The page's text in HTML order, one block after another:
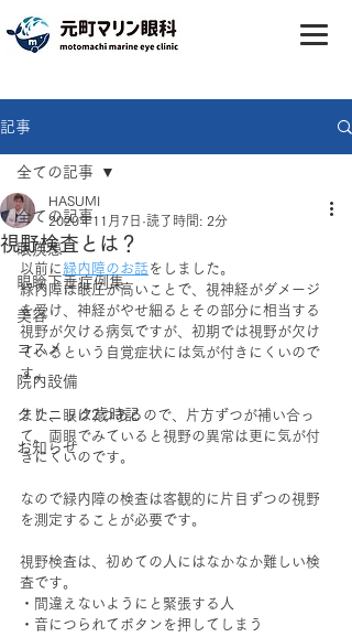
記事
全ての記事
眼疾患
眼瞼下垂症例集
美容
コスメ
院内設備
クリニック歳時記
お知らせ
全ての記事
視野検査とは？
HASUMI
2020年11月7日 読了時間: 2分
以前に緑内障のお話をしました。
緑内障は眼圧が高いことで、視神経がダメージ
を受け、神経がやせ細るとその部分に相当する
視野が欠ける病気ですが、初期では視野が欠け
ているという自覚症状には気が付きにくいので
す。
また、眼は2つあるので、片方ずつが補い合っ
て、両眼でみていると視野の異常は更に気が付
きにくいのです。
なので緑内障の検査は客観的に片目ずつの視野
を測定することが必要です。
視野検査は、初めての人にはなかなか難しい検
査です。
・間違えないようにと緊張する人
・音につられてボタンを押してしまう